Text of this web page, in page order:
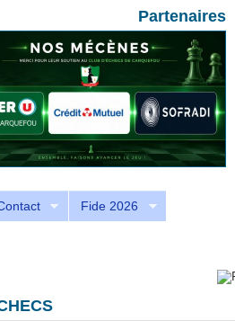
Partenaires
Fide 2026